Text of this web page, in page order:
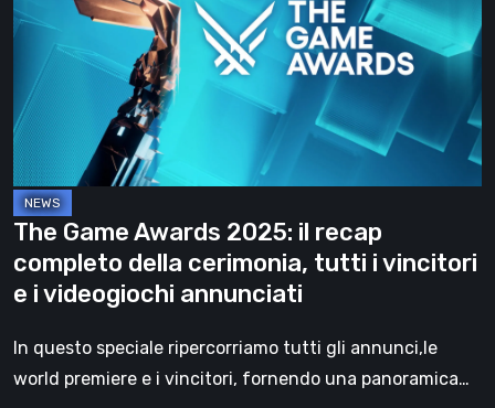
2025:
recap
completo
della
cerimonia,
tutti
vincitori
e
i
videogiochi
The Game Awards 2025: il recap
completo della cerimonia, tutti i vincitori
e i videogiochi annunciati
In questo speciale ripercorriamo tutti gli annunci,le
world premiere e i vincitori, fornendo una panoramica…